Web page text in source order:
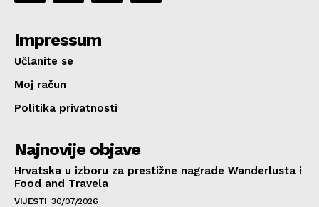
Impressum
Učlanite se
Moj račun
Politika privatnosti
Najnovije objave
Hrvatska u izboru za prestižne nagrade Wanderlusta i
Food and Travela
VIJESTI 30/07/2026